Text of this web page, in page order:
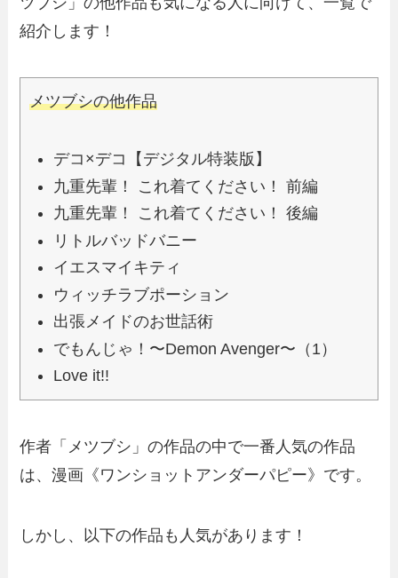
紹介します！
メツブシの他作品
デコ×デコ【デジタル特装版】
九重先輩！ これ着てください！ 前編
九重先輩！ これ着てください！ 後編
リトルバッドバニー
イエスマイキティ
ウィッチラブポーション
出張メイドのお世話術
でもんじゃ！〜Demon Avenger〜（1）
Love it!!
作者「メツブシ」の作品の中で一番人気の作品
は、漫画《ワンショットアンダーパピー》です。
しかし、以下の作品も人気があります！